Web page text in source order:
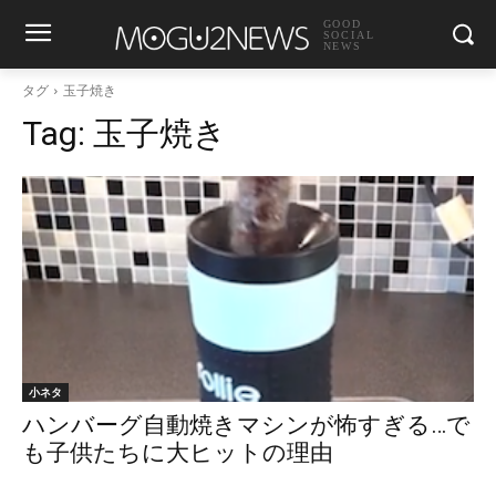
GOOD
SOCIAL
NEWS
タグ 玉子焼き
Tag: 玉子焼き
小ネタ
ハンバーグ自動焼きマシンが怖すぎる…で
も子供たちに大ヒットの理由